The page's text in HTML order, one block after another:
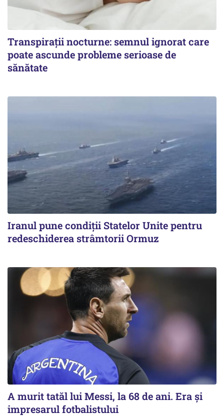
Transpirații nocturne: semnul ignorat care
poate ascunde probleme serioase de
sănătate
Iranul pune condiții Statelor Unite pentru
redeschiderea strâmtorii Ormuz
A murit tatăl lui Messi, la 68 de ani. Era și
impresarul fotbalistului